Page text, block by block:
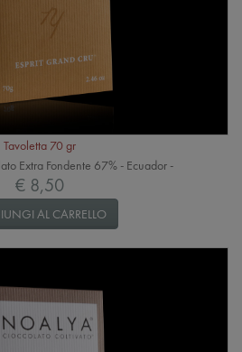
Tavoletta 70 gr
Extra Fondente 67% - Ecuador -
€ 8,50
AL CARRELLO